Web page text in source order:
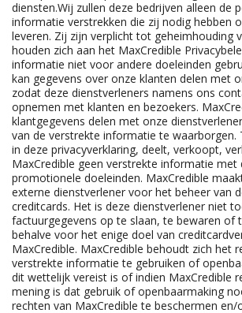
diensten.Wij zullen deze bedrijven alleen de
informatie verstrekken die zij nodig hebben
leveren. Zij zijn verplicht tot geheimhouding
houden zich aan het MaxCredible
informatie niet voor andere doeleinden
kan gegevens over onze klanten delen met
zodat deze dienstverleners namens ons
opnemen met klanten en bezoekers.
klantgegevens delen met onze
van de verstrekte informatie te waarborgen.
in deze privacyverklaring, deelt, verkoopt,
MaxCredible geen verstrekte informatie met
promotionele doeleinden. MaxCredible
externe dienstverlener voor het beheer van
creditcards. Het is deze dienstverlener niet
factuurgegevens op te slaan, te bewaren of
behalve voor het enige doel van
MaxCredible. MaxCredible behoudt zich het
verstrekte informatie te gebruiken of
dit wettelijk vereist is of indien MaxCredible
mening is dat gebruik of openbaarmaking
rechten van MaxCredible te beschermen